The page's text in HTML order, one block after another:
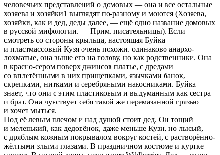
человечьих представлений о домовых — она и все остальные
хозяева и хозяйки1 выглядят по-разному и моются (Хозяева,
хозяйки, как и дед, деды далее, — ещё одно название домовых
в русской мифологии. — Прим. писательницы). Если
смотреть со стороны крыльца, настоящая Буйка
и пластмассовый Кузя очень похожи, одинаково анархо-
лохматые, она выше его на голову, но как родственники. Она
в красно-сером поверх джинсов платье, с дредами
со вплетёнными в них прищепками, язычками банок,
скрепками, нитками и серебряными накосниками. Буйка
знает, что они с этим пластиковым и выдуманным как сестра
и брат. Она чувствует себя такой же перемазанной грязью
и хочет мыться.
Под её левым плечом и над душой стоит дед. Он тощий
и меленький, как дедовёнок, даже меньше Кузи, но лысый,
с дряблым кожным покрывалом вокруг костей, с растворённо-
жёлтыми злыми глазами. В праздничном костюме и куртке